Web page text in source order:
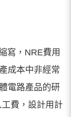
寫，NRE費用
成本中非經常
電路產品的研
費，設計用計